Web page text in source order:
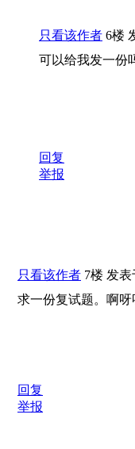
只看该作者 6楼
可以给我发一份
回复
举报
只看该作者 7楼 发表
求一份复试题。啊
回复
举报